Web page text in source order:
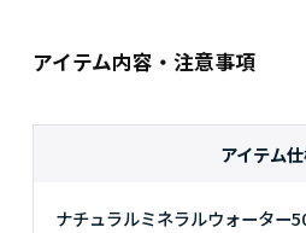
アイテム内容・注意事項
アイテム
ナチュラルミネラルウォータ